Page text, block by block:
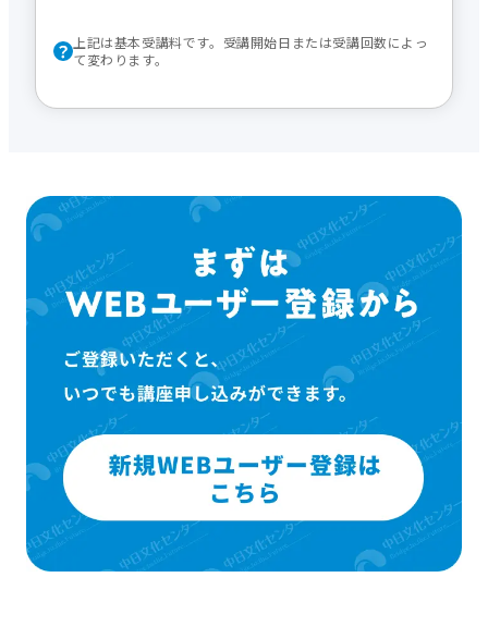
上記は基本受講料です。受講開始日または受講回数によっ
て変わります。